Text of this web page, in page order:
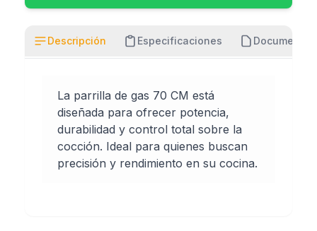
Descripción Especificaciones Documentos
La parrilla de gas 70 CM está
diseñada para ofrecer potencia,
durabilidad y control total sobre la
cocción. Ideal para quienes buscan
precisión y rendimiento en su cocina.